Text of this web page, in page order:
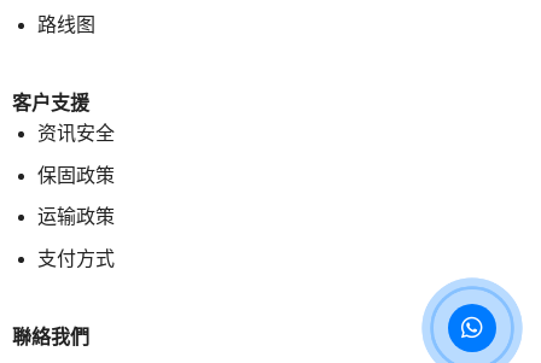
路线图
客户支援
资讯安全
保固政策
运输政策
支付方式
聯絡我們